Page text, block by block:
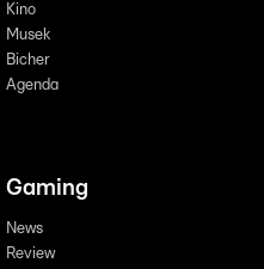
Kino
Musek
Bicher
Agenda
Gaming
News
Review